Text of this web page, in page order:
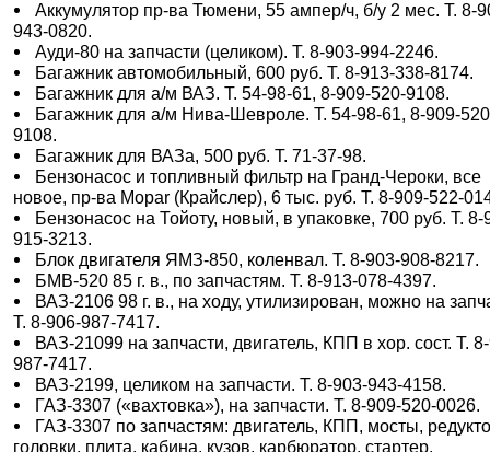
Аккумулятор пр-ва Тюмени, 55 ампер/ч, б/у 2 мес. Т. 8-
943-0820.
Ауди-80 на запчасти (целиком). Т. 8-903-994-2246.
Багажник автомобильный, 600 руб. Т. 8-913-338-8174.
Багажник для а/м ВАЗ. Т. 54-98-61, 8-909-520-9108.
Багажник для а/м Нива-Шевроле. Т. 54-98-61, 8-909-
9108.
Багажник для ВАЗа, 500 руб. Т. 71-37-98.
Бензонасос и топливный фильтр на Гранд-Чероки, все
новое, пр-ва Mopar (Крайслер), 6 тыс. руб. Т. 8-909-522-
Бензонасос на Тойоту, новый, в упаковке, 700 руб. Т. 8-
915-3213.
Блок двигателя ЯМЗ-850, коленвал. Т. 8-903-908-8217.
БМВ-520 85 г. в., по запчастям. Т. 8-913-078-4397.
ВАЗ-2106 98 г. в., на ходу, утилизирован, можно на
Т. 8-906-987-7417.
ВАЗ-21099 на запчасти, двигатель, КПП в хор. сост. Т.
987-7417.
ВАЗ-2199, целиком на запчасти. Т. 8-903-943-4158.
ГАЗ-3307 («вахтовка»), на запчасти. Т. 8-909-520-0026.
ГАЗ-3307 по запчастям: двигатель, КПП, мосты,
головки, плита, кабина, кузов, карбюратор, стартер,